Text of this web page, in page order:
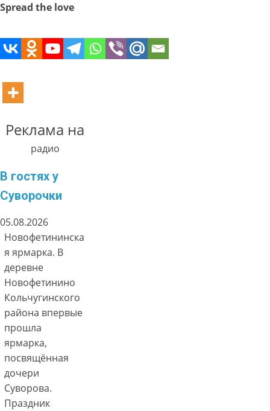
Spread the love
Реклама на
радио
В гостях у
Суворочки
05.08.2026
Новофетининска
я ярмарка. В
деревне
Новофетинино
Кольчугинского
района впервые
прошла
ярмарка,
посвящённая
дочери
Суворова.
Праздник